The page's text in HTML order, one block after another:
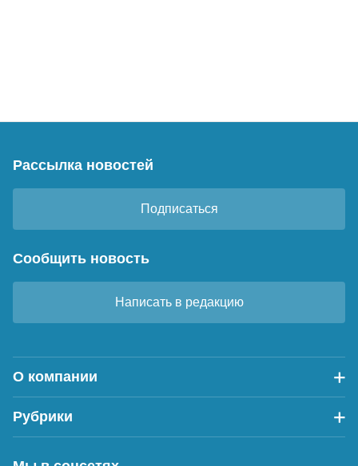
Рассылка новостей
Подписаться
Сообщить новость
Написать в редакцию
О компании
Рубрики